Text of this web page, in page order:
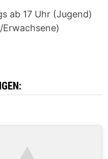
ab 17 Uhr (Jugend)
Erwachsene)